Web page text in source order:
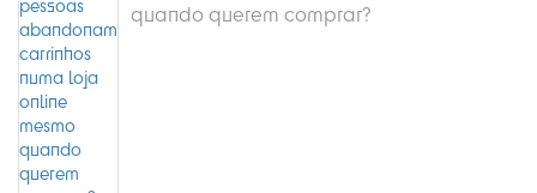
quando querem comprar?